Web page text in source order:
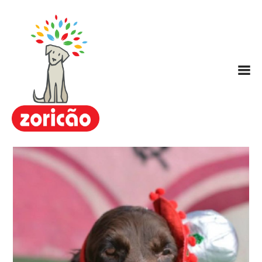
Zoricão
Escola / Centro de Educação
Canina
Hotel para Cachorros
Nosso Método ARC
Contato